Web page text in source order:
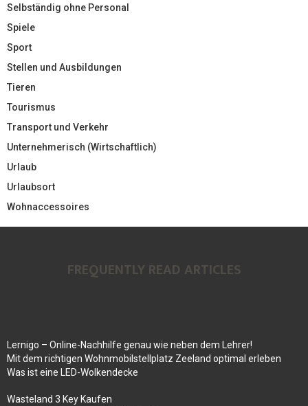
Selbständig ohne Personal
Spiele
Sport
Stellen und Ausbildungen
Tieren
Tourismus
Transport und Verkehr
Unternehmerisch (Wirtschaftlich)
Urlaub
Urlaubsort
Wohnaccessoires
FREQUENTLY READ ARTICLES
Lernigo – Online-Nachhilfe genau wie neben dem Lehrer!
Mit dem richtigen Wohnmobilstellplatz Zeeland optimal erleben
Was ist eine LED-Wolkendecke
Wasteland 3 Key Kaufen